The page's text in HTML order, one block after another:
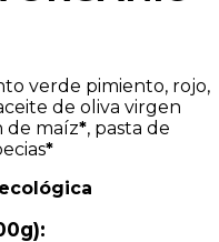
verde pimiento, rojo,
de oliva virgen
de maíz*, pasta de
*